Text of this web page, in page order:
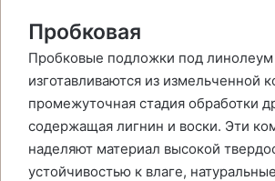
Пробковая
Пробковые подложки под линолеум
изготавливаются из измельченной
промежуточная стадия обработки
содержащая лигнин и воски. Эти
наделяют материал высокой
устойчивостью к влаге,